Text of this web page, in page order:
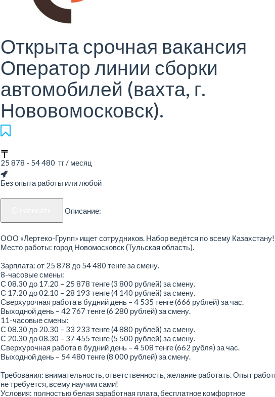
Открыта срочная вакансия
Оператор линии сборки
автомобилей (вахта, г.
Нововомосковск).
25 878 - 54 480 тг / месяц
Без опыта работы или любой
Описание:
ООО «Лертеко-Групп» ищет сотрудников. Набор ведётся по всему Казахстану!
Место работы: город Новомосковск (Тульская область).
Зарплата: от 25 878 до 54 480 тенге за смену.
8-часовые смены:
С 08.30 до 17.20 – 25 878 тенге (3 800 рублей) за смену.
С 17.20 до 02.10 – 28 193 тенге (4 140 рублей) за смену.
Сверхурочная работа в будний день – 4 535 тенге (666 рублей) за час.
Выходной день – 42 767 тенге (6 280 рублей) за смену.
11-часовые смены:
С 08.30 до 20.30 – 33 233 тенге (4 880 рублей) за смену.
С 20.30 до 08.30 – 37 455 тенге (5 500 рублей) за смену.
Сверхурочная работа в будний день – 4 508 тенге (662 рубля) за час.
Выходной день – 54 480 тенге (8 000 рублей) за смену.
Требования: внимательность, ответственность, желание работать. Опыт
не требуется, всему научим сами!
Условия: полностью белая заработная плата, бесплатное комфортное